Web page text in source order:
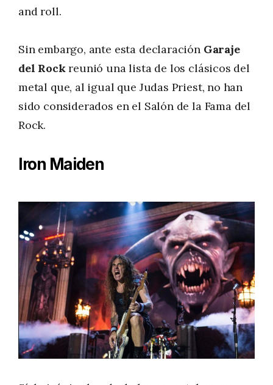
and roll.
Sin embargo, ante esta declaración Garaje
del Rockreunió una lista de los clásicos del
metal que, al igual que Judas Priest, no han
sido considerados en el Salón de la Fama del
Rock.
Iron Maiden